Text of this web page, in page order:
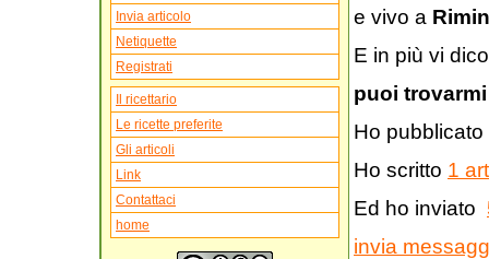
Invia articolo
Netiquette
Registrati
Il ricettario
Le ricette preferite
Gli articoli
Link
Contattaci
home
e vivo a
E in più vi
puoi
Ho pubblicato
Ho scritto 1
Ed ho inviato
invia